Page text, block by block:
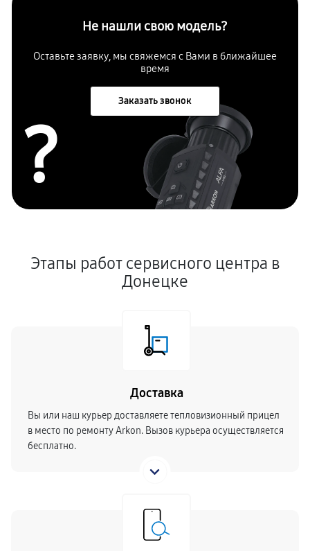
Не нашли свою модель?
Оставьте заявку, мы свяжемся с Вами в ближайшее
время
Заказать звонок
?
Этапы работ сервисного центра в
Донецке
Доставка
Вы или наш курьер доставляете тепловизионный прицел
в место по ремонту Arkon. Вызов курьера осуществляется
бесплатно.